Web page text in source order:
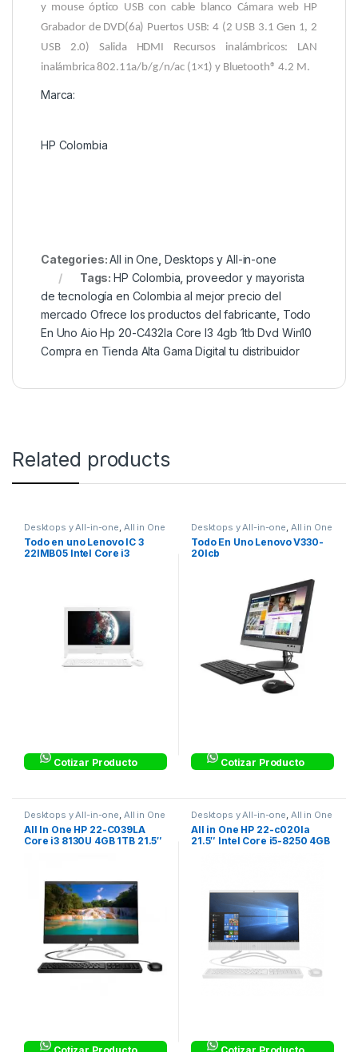
y mouse óptico USB con cable blanco Cámara web HP
Grabador de DVD(6a) Puertos USB: 4 (2 USB 3.1 Gen 1, 2
USB 2.0) Salida HDMI Recursos inalámbricos: LAN
inalámbrica 802.11a/b/g/n/ac (1×1) y Bluetooth® 4.2 M.
Marca:
HP Colombia
Categories:All in One Desktops y All-in-one
Tags:HP Colombia ,proveedor y mayorista
de tecnología en Colombia al mejor precio del
mercado Ofrece los productos del fabricante Todo
En Uno Aio Hp 20-C432la Core I3 4gb 1tb Dvd Win10
Compra en Tienda Alta Gama Digital tu distribuidor
Related products
Desktops y All-in-one, All in One
Todo en uno Lenovo IC 3
22IMB05 Intel Core i3
Cotizar Producto
Desktops y All-in-one, All in One
Todo En Uno Lenovo V330-
20Icb
Cotizar Producto
Desktops y All-in-one, All in One
All In One HP 22-C039LA
Core i3 8130U 4GB 1TB 21.5″
Desktops y All-in-one, All in One
All in One HP 22-c020la
21.5″ Intel Core i5-8250 4GB